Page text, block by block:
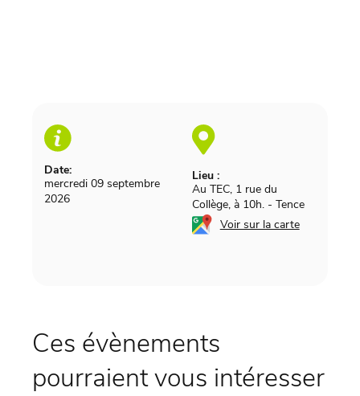
Date:
mercredi 09 septembre
2026
Lieu :
Au TEC, 1 rue du
Collège, à 10h. - Tence
Voir sur la carte
Ces évènements
pourraient vous intéresser